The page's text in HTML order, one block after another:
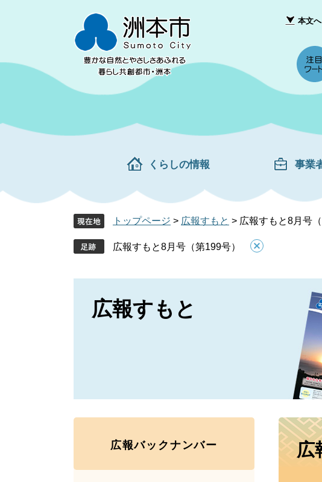
先
を
て
本文へ
くらしの情報 事業
トップページ > 広報すもと > 広報すもと8月号（
広報すもと8月号（第199号）
広報すもと
本
広
広報バックナンバー